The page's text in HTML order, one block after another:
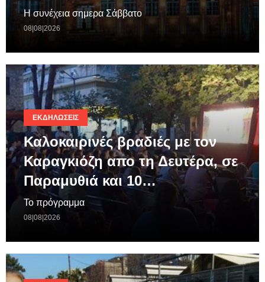
Η συνέχεια σημερα Σάββατο
08|08|2026
ΕΚΔΗΛΏΣΕΙΣ
Καλοκαιρινές βραδιές με τον
Καραγκιόζη απο τη Δευτέρα, σε
Παραμυθιά και 10…
Το πρόγραμμα
08|08|2026